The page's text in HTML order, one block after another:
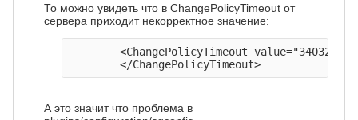
То можно увидеть что в ChangePolicyTimeout от
сервера приходит некорректное значение:
<ChangePolicyTimeout
А это значит что проблема в